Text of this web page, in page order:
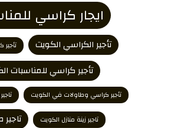
ايجار كراسي
تأجير الكراسي الكويت
تأجير كراسي للمناسبات
تأجير كراسي وطاولات في الكويت
تاجير زينة منازل الكويت